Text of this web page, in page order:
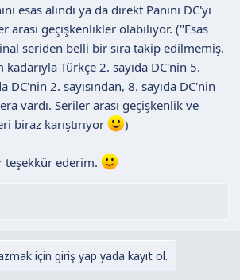
esas alındı ya da direkt Panini DC'yi
arası geçişkenlikler olabiliyor. ("Esas
seriden belli bir sıra takip edilmemiş.
kadarıyla Türkçe 2. sayıda DC'nin 5.
DC'nin 2. sayısından, 8. sayıda DC'nin
vardı. Seriler arası geçişkenlik ve
biraz karıştırıyor
)
teşekkür ederim.
için giriş yap yada kayıt ol.